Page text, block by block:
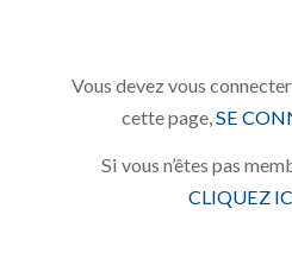
Vous devez vous
cette page, SE
Si vous n’êtes pas
CLIQUEZ